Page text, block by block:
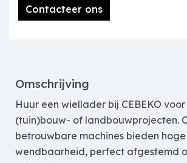
Contacteer ons
Omschrijving
Huur een wiellader bij CEBEKO
(tuin)bouw- of landbouwprojecten.
betrouwbare machines bieden
wendbaarheid, perfect afgestemd